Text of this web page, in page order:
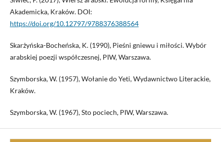
Akademicka, Kraków. DOI:
https://doi.org/10.12797/9788376388564
Skarżyńska-Bocheńska, K. (1990), Pieśni gniewu i miłości. Wybór
arabskiej poezji współczesnej, PIW, Warszawa.
Szymborska, W. (1957), Wołanie do Yeti, Wydawnictwo Literackie,
Kraków.
Szymborska, W. (1967), Sto pociech, PIW, Warszawa.